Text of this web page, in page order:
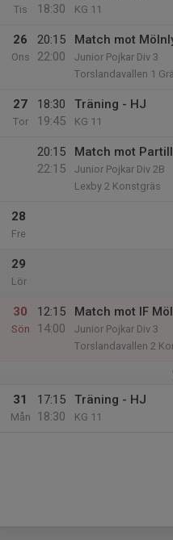
Tis
18:30
KG 11
26
Ons
20:15
22:00
Match mot
Junior Pojkar Div 3
Torslandavallen 1
27
Tor
18:30
19:45
Träning - HJ
KG 11
20:15
22:15
Match mot
Junior Pojkar Div 2B
Lexby 2 Konstgräs
28
Fre
29
Lör
30
Sön
12:15
14:00
Match mot IF
Junior Pojkar Div 3
Torslandavallen 2
31
Mån
17:15
18:30
Träning - HJ
KG 11